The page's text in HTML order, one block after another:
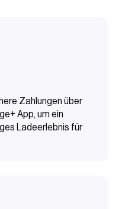
Zahlungen über
App, um ein
Ladeerlebnis für